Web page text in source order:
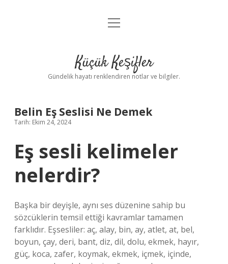
Anasayfa
Yasal Uyarı
menüyü
Küçük Keşifler
Gündelik hayatı renklendiren notlar ve bilgiler.
Belin Eş Seslisi Ne Demek
Tarih: Ekim 24, 2024
Eş sesli kelimeler
nelerdir?
Başka bir deyişle, aynı ses düzenine sahip bu
sözcüklerin temsil ettiği kavramlar tamamen
farklıdır. Eşsesliler: aç, alay, bin, ay, atlet, at, bel,
boyun, çay, deri, bant, diz, dil, dolu, ekmek, hayır,
güç, koca, zafer, koymak, ekmek, içmek, içinde,